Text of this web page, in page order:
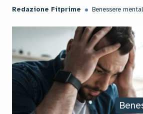
Redazione Fitprime Benessere